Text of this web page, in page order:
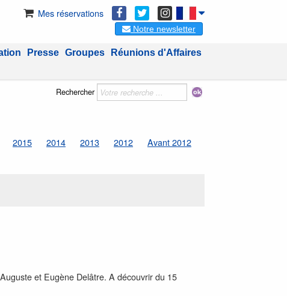
Mes réservations
Notre newsletter
Réunions d'Affaires
Groupes
Presse
Rechercher
2015 2014 2013 2012 Avant 2012
et Eugène Delâtre. A découvrir du 15